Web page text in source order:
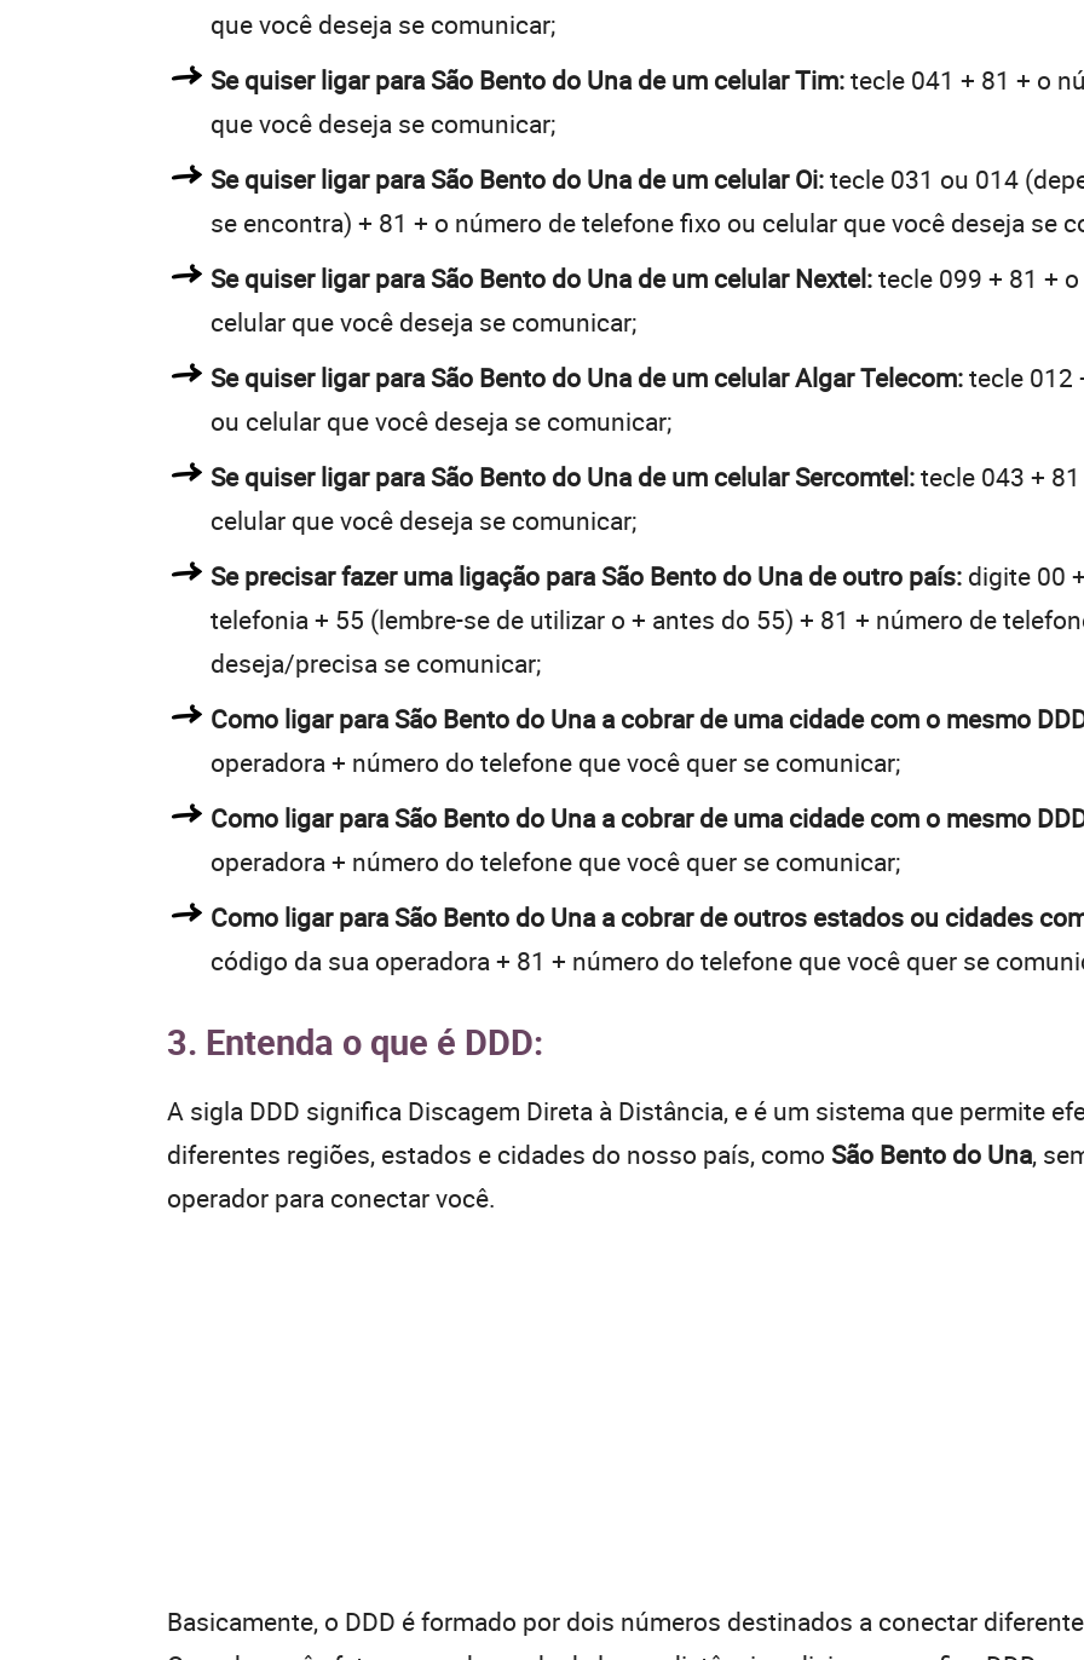
que você deseja se comunicar;
Se quiser ligar para São Bento do Una de um celular Tim:tecle 041 + 81 + o
que você deseja se comunicar;
Se quiser ligar para São Bento do Una de um celular Oi:tecle 031 ou 014
se encontra) + 81 + o número de telefone fixo ou celular que você deseja se
Se quiser ligar para São Bento do Una de um celular Nextel:tecle 099 + 81 +
celular que você deseja se comunicar;
Se quiser ligar para São Bento do Una de um celular Algar Telecom:tecle 012
ou celular que você deseja se comunicar;
Se quiser ligar para São Bento do Una de um celular Sercomtel:tecle 043 +
celular que você deseja se comunicar;
Se precisar fazer uma ligação para São Bento do Una de outro país: digite 00
telefonia + 55 (lembre-se de utilizar o + antes do 55) + 81 + número de
deseja/precisa se comunicar;
Como ligar para São Bento do Una a cobrar de uma cidade com o mesmo
operadora + número do telefone que você quer se comunicar;
Como ligar para São Bento do Una a cobrar de uma cidade com o mesmo
operadora + número do telefone que você quer se comunicar;
Como ligar para São Bento do Una a cobrar de outros estados ou cidades
código da sua operadora + 81 + número do telefone que você quer se
3. Entenda o que é DDD:
A sigla DDD significa Discagem Direta à Distância, e é um sistema que permite
diferentes regiões, estados e cidades do nosso país, como São Bento do Una,
operador para conectar você.
Basicamente, o DDD é formado por dois números destinados a conectar